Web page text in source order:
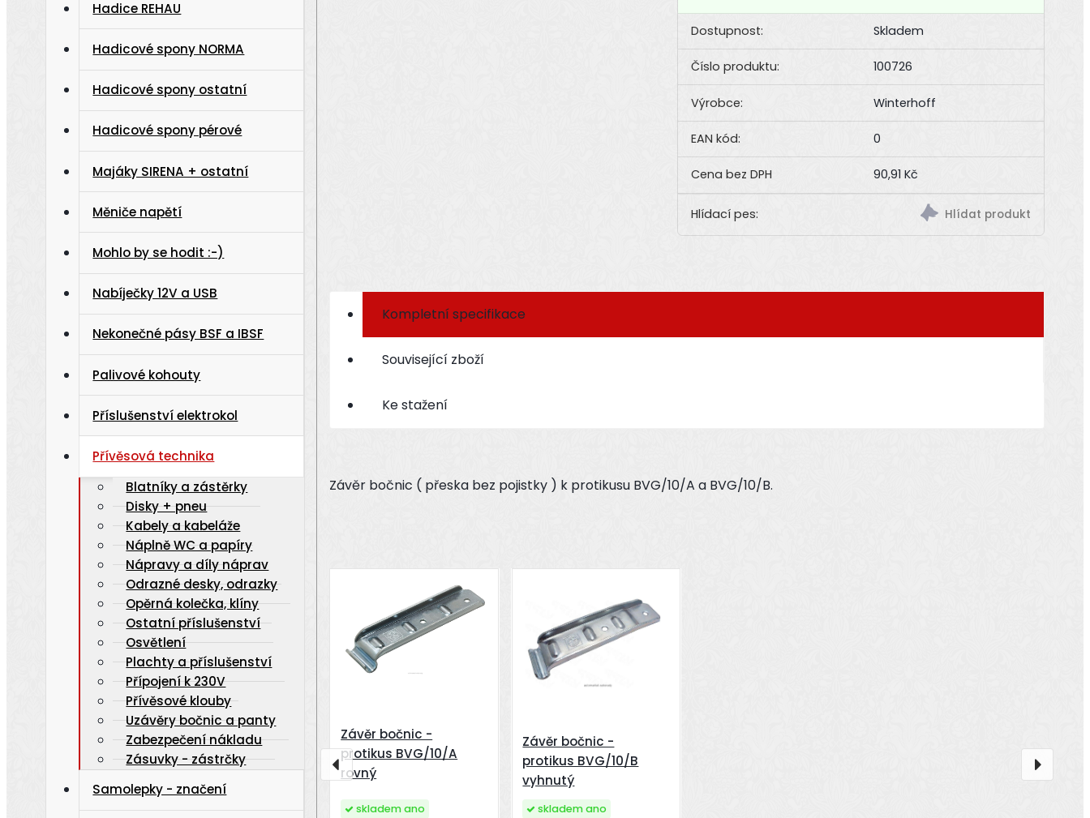
Hadice REHAU
Hadicové spony NORMA
Hadicové spony ostatní
Hadicové spony pérové
Majáky SIRENA + ostatní
Měniče napětí
Mohlo by se hodit :-)
Nabíječky 12V a USB
Nekonečné pásy BSF a IBSF
Palivové kohouty
Příslušenství elektrokol
Přívěsová technika
Blatníky a zástěrky
Disky + pneu
Kabely a kabeláže
Náplně WC a papíry
Nápravy a díly náprav
Odrazné desky, odrazky
Opěrná kolečka, klíny
Ostatní příslušenství
Osvětlení
Plachty a příslušenství
Přípojení k 230V
Přívěsové klouby
Uzávěry bočnic a panty
Zabezpečení nákladu
Zásuvky - zástrčky
Samolepky - značení
Dostupnost: Skladem
Číslo produktu: 100726
Výrobce: Winterhoff
EAN kód: 0
90,91 Kč
Hlídací pes:
Kompletní specifikace
Související zboží
Ke stažení
Závěr bočnic ( přeska bez pojistky ) k protikusu BVG/10/A a BVG/10/B.
Závěr bočnic -
protikus BVG/10/A
rovný
skladem ano
Závěr bočnic -
protikus BVG/10/B
vyhnutý
skladem ano